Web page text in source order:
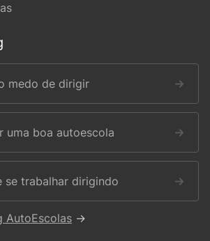
medo de dirigir →
uma boa autoescola →
se trabalhar dirigindo →
AutoEscolas →